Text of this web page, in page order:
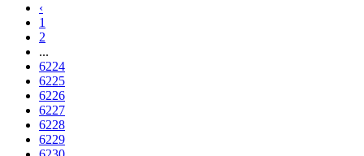
‹
1
2
...
6224
6225
6226
6227
6228
6229